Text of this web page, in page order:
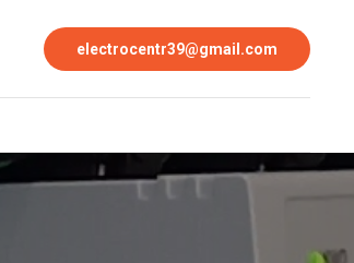
electrocentr39@gmail.com